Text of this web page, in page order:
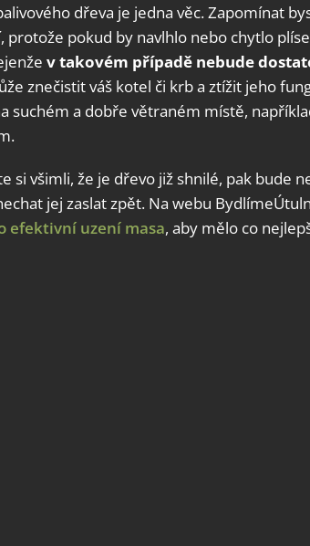
dřeva je jedna věc. Zapomínat
protože pokud by navlhlo nebo chytlo
v takovém případě nebude
znečistit váš kotel či krb a ztížit jeho
suchém a dobře větraném místě,
si všimli, že je dřevo již shnilé, pak bude
jej zaslat zpět. Na webu
efektivní uzení masa, aby mělo co